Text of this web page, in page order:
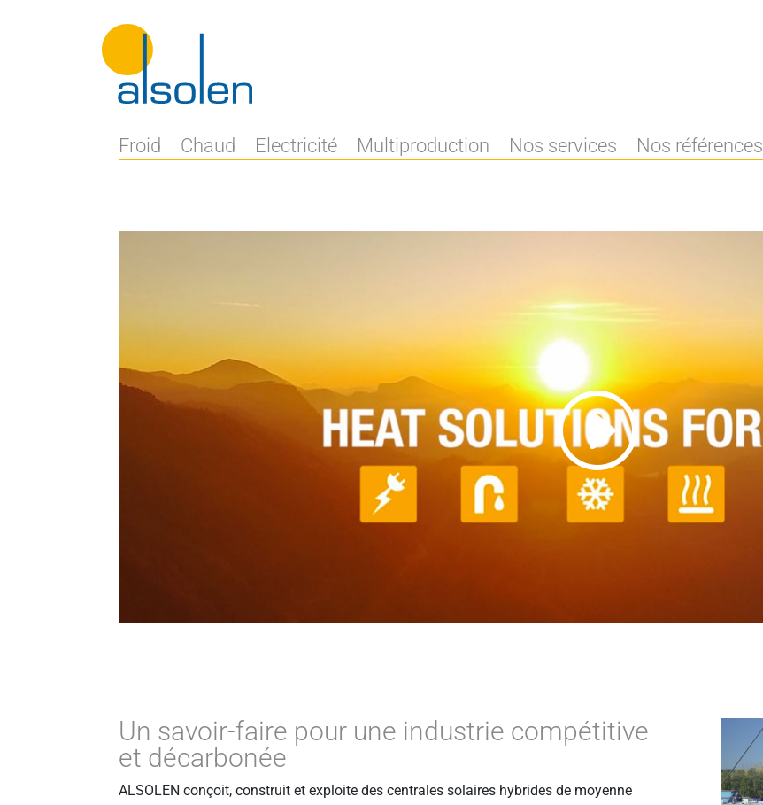
Froid Chaud Electricité Multiproduction Nos services Nos références
Un savoir-faire pour une industrie compétitive
et décarbonée
ALSOLEN conçoit, construit et exploite des centrales solaires hybrides de moyenne